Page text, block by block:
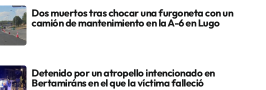
Dos muertos tras chocar una furgoneta con un
camión de mantenimiento en la A-6 en Lugo
Detenido por un atropello intencionado en
Bertamiráns en el que la víctima falleció